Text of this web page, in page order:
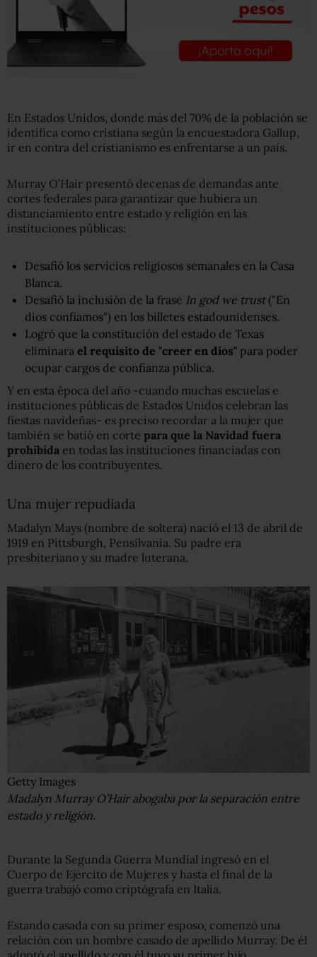
En Estados Unidos, donde más del 70% de la población se
identifica como cristiana según la encuestadora Gallup,
ir en contra del cristianismo es enfrentarse a un país.
Murray O’Hair presentó decenas de demandas ante
cortes federales para garantizar que hubiera un
distanciamiento entre estado y religión en las
instituciones públicas:
Desafió los servicios religiosos semanales en la Casa
Blanca.
Desafió la inclusión de la frase In god we trust("En
dios confiamos") en los billetes estadounidenses.
Logró que la constitución del estado de Texas
eliminara el requisito de "creer en dios" para poder
ocupar cargos de confianza pública.
Y en esta época del año -cuando muchas escuelas e
instituciones públicas de Estados Unidos celebran las
fiestas navideñas- es preciso recordar a la mujer que
también se batió en corte para que la Navidad fuera
prohibida en todas las instituciones financiadas con
dinero de los contribuyentes.
Una mujer repudiada
Madalyn Mays (nombre de soltera) nació el 13 de abril de
1919 en Pittsburgh, Pensilvania. Su padre era
presbiteriano y su madre luterana.
Getty Images
Madalyn Murray O’Hair abogaba por la separación entre
estado y religión.
Durante la Segunda Guerra Mundial ingresó en el
Cuerpo de Ejército de Mujeres y hasta el final de la
guerra trabajó como criptógrafa en Italia.
Estando casada con su primer esposo, comenzó una
relación con un hombre casado de apellido Murray. De él